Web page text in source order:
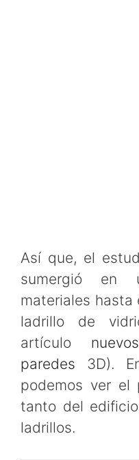
Así que, el
sumergió en
materiales hasta
ladrillo de
artículo
paredes 3D).
podemos ver el
tanto del
ladrillos.